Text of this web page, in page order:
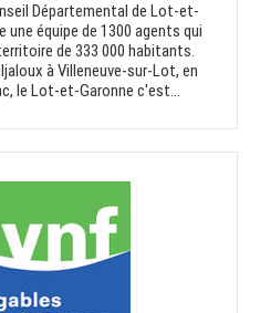
Départemental de Lot-et-
une équipe de 1300 agents qui
de 333 000 habitants.
à Villeneuve-sur-Lot, en
le Lot-et-Garonne c'est...